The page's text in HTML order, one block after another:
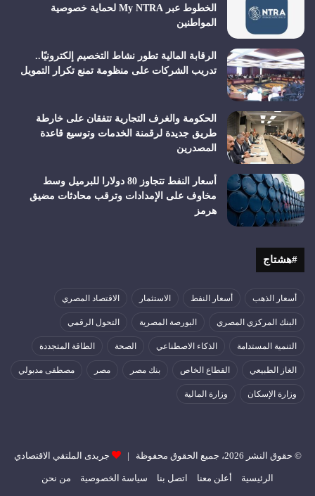
الخطوط عبر My NTRA لحماية خصوصية
المواطنين
الرقابة المالية تطور نشاط التخصيم إلكترونيًا..
تدريب الشركات على منظومة تمنع تكرار التمويل
الحكومة والغرف التجارية تتفقان على خارطة
طريق جديدة لرقمنة الخدمات وتوسيع قاعدة
المصدرين
أسعار النفط تتجاوز 80 دولارا للبرميل وسط
مخاوف على الإمدادات وترقب محادثات مضيق
هرمز
#هشتاج
أسعار الذهب أسعار النفط الاستثمار الاقتصاد المصري
البنك المركزي المصري البورصة المصرية التحول الرقمي
التنمية المستدامة الذكاء الاصطناعي الصحة الطاقة المتجددة
الغاز الطبيعي القطاع الخاص بنك مصر مصر مصطفى مدبولي
وزارة الإسكان وزارة المالية
© حقوق النشر 2026، جميع الحقوق محفوظة | جريدى الملتقي الاقتصادي
الرئيسية أعلن معنا اتصل بنا سياسة الخصوصية من نحن